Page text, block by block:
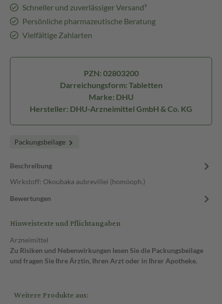
Schneller und zuverlässiger Versand³
Persönliche pharmazeutische Beratung
Vielfältige Zahlarten
PZN: 02803200
Darreichungsform: Tabletten
Marke: DHU
Hersteller: DHU-Arzneimittel GmbH & Co. KG
Packungsbeilage
Beschreibung
Wirkstoff: Okoubaka aubrevillei (homöoph.)
Bewertungen
Hinweistexte und Pflichtangaben
Arzneimittel
Zu Risiken und Nebenwirkungen lesen Sie die Packungsbeilage
und fragen Sie Ihre Ärztin, Ihren Arzt oder in Ihrer Apotheke.
Weitere Produkte aus: